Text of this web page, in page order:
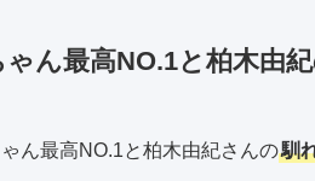
ん最高NO.1と柏木由
ん最高NO.1と柏木由紀さんの馴